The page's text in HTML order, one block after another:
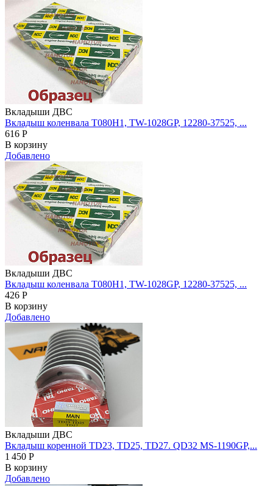
Вкладыши ДВС
Вкладыш коленвала Т080H1, TW-1028GP, 12280-37525, ...
616 Р
В корзину
Добавлено
Вкладыши ДВС
Вкладыш коленвала Т080H1, TW-1028GP, 12280-37525, ...
426 Р
В корзину
Добавлено
Вкладыши ДВС
Вкладыш коренной TD23, TD25, TD27. QD32 MS-1190GP,...
1 450 Р
В корзину
Добавлено